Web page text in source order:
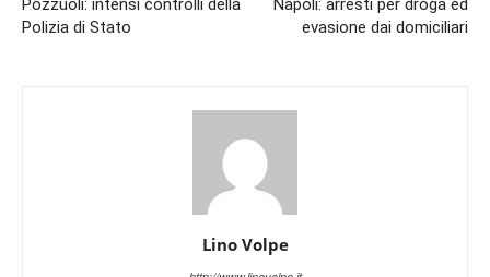
Pozzuoli: intensi controlli della
Polizia di Stato
Napoli: arresti per droga ed
evasione dai domiciliari
Lino Volpe